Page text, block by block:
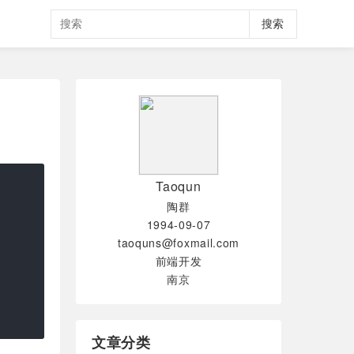
搜索
Taoqun
陶群
1994-09-07
taoquns@foxmail.com
前端开发
南京
文章分类